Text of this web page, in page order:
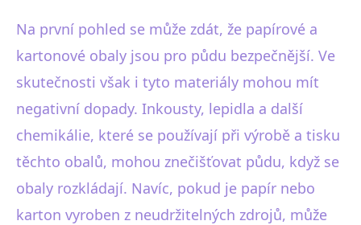
Na první pohled se může zdát, že papírové a
kartonové obaly jsou pro půdu bezpečnější. Ve
skutečnosti však i tyto materiály mohou mít
negativní dopady. Inkousty, lepidla a další
chemikálie, které se používají při výrobě a tisku
těchto obalů, mohou znečišťovat půdu, když se
obaly rozkládají. Navíc, pokud je papír nebo
karton vyroben z neudržitelných zdrojů, může